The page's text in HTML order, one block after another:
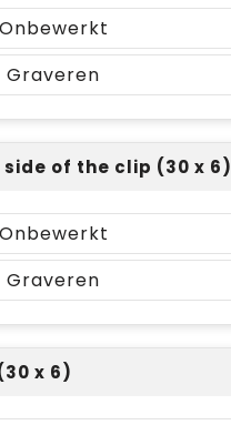
Onbewerkt
Graveren
of the clip (30 x 6)
Onbewerkt
Graveren
x 6)